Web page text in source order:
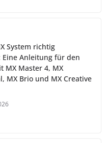
System richtig
Anleitung für den
MX Master 4, MX
MX Brio und MX Creative